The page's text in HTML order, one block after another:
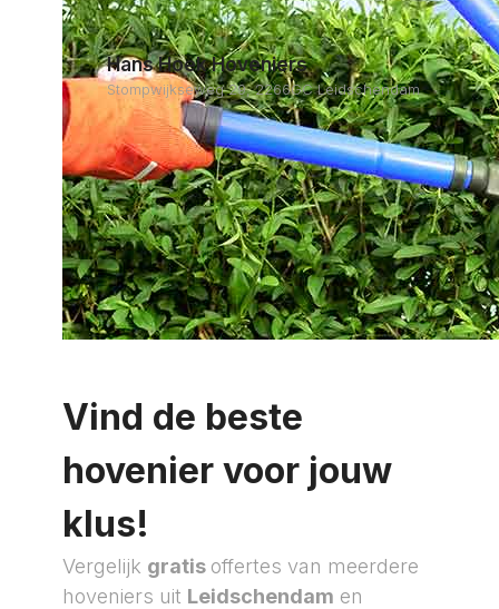
Hans Hoek Hoveniers
Stompwijkseweg 29, 2266GC Leidschendam
Vind de beste
hovenier voor jouw
klus!
Vergelijk gratis offertes van meerdere
hoveniers uit Leidschendam en